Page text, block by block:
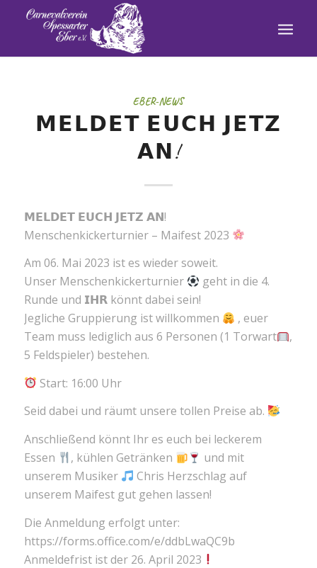
EBER-NEWS
𝗠𝗘𝗟𝗗𝗘𝗧 𝗘𝗨𝗖𝗛 𝗝𝗘𝗧𝗭
𝗔𝗡!
𝗠𝗘𝗟𝗗𝗘𝗧 𝗘𝗨𝗖𝗛 𝗝𝗘𝗧𝗭 𝗔𝗡!
Menschenkickerturnier – Maifest 2023
Am 06. Mai 2023 ist es wieder soweit.
Unser Menschenkickerturnier
geht in die 4.
Runde und 𝗜𝗛𝗥 könnt dabei sein!
Jegliche Gruppierung ist willkommen
, euer
Team muss lediglich aus 6 Personen (1 Torwart
,
5 Feldspieler) bestehen.
Start: 16:00 Uhr
Seid dabei und räumt unsere tollen Preise ab.
Anschließend könnt Ihr es euch bei leckerem
Essen
, kühlen Getränken
und mit
unserem Musiker
Chris Herzschlag auf
unserem Maifest gut gehen lassen!
Die Anmeldung erfolgt unter:
https://forms.office.com/e/ddbLwaQC9b
Anmeldefrist ist der 26. April 2023